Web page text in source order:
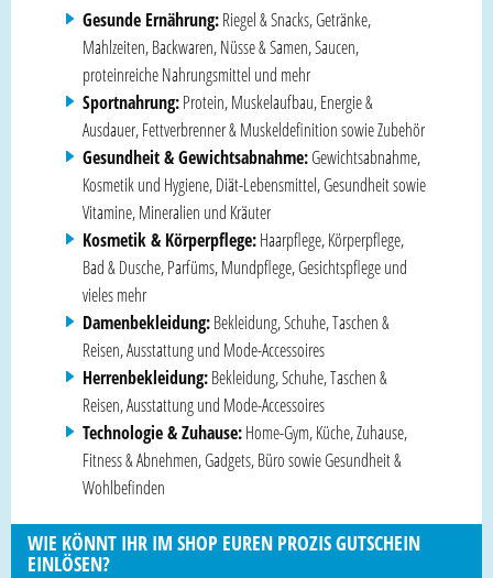
Gesunde Ernährung:Riegel & Snacks, Getränke,
Mahlzeiten, Backwaren, Nüsse & Samen, Saucen,
proteinreiche Nahrungsmittel und mehr
Sportnahrung:Protein, Muskelaufbau, Energie &
Ausdauer, Fettverbrenner & Muskeldefinition sowie Zubehör
Gesundheit & Gewichtsabnahme:Gewichtsabnahme,
Kosmetik und Hygiene, Diät-Lebensmittel, Gesundheit sowie
Vitamine, Mineralien und Kräuter
Kosmetik & Körperpflege:Haarpflege, Körperpflege,
Bad & Dusche, Parfüms, Mundpflege, Gesichtspflege und
vieles mehr
Damenbekleidung:Bekleidung, Schuhe, Taschen &
Reisen, Ausstattung und Mode-Accessoires
Herrenbekleidung:Bekleidung, Schuhe, Taschen &
Reisen, Ausstattung und Mode-Accessoires
Technologie & Zuhause:Home-Gym, Küche, Zuhause,
Fitness & Abnehmen, Gadgets, Büro sowie Gesundheit &
Wohlbefinden
WIE KÖNNT IHR IM SHOP EUREN PROZIS GUTSCHEIN
EINLÖSEN?